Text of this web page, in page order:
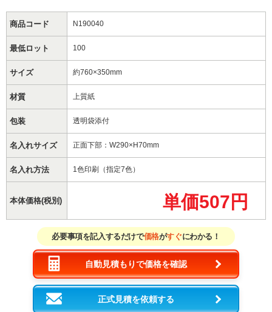
商品コード N190040
最低ロット 100
サイズ 約760×350mm
材質 上質紙
包装 透明袋添付
名入れサイズ 正面下部：W290×H70mm
名入れ方法 1色印刷（指定7色）
本体価格(税別) 単価507円
必要事項を記入するだけで価格がすぐにわかる！
自動見積もりで価格を確認
正式見積を依頼する